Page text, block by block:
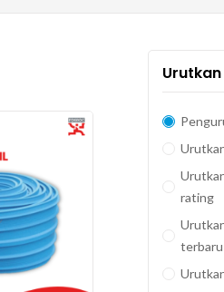
Urutkan
rating
terbaru